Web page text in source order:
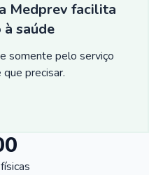
Medprev facilita
à saúde
somente pelo serviço
precisar.